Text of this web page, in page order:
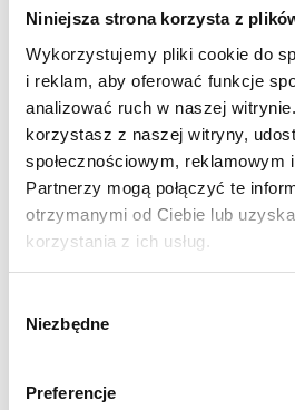
Niniejsza strona korzysta z
Wykorzystujemy pliki cookie do
i reklam, aby oferować funkcje
analizować ruch w naszej
korzystasz z naszej witryny,
społecznościowym, reklamowym
Partnerzy mogą połączyć te
otrzymanymi od Ciebie lub
korzystania z ich usług.
zgody
Niezbędne
Preferencje
Wróć
Fotele do masażu
Urządzenia
Zdrowie i uroda
Zobacz wszystko
Dofinansowania
Wróć
Dofinansowania
Wróć